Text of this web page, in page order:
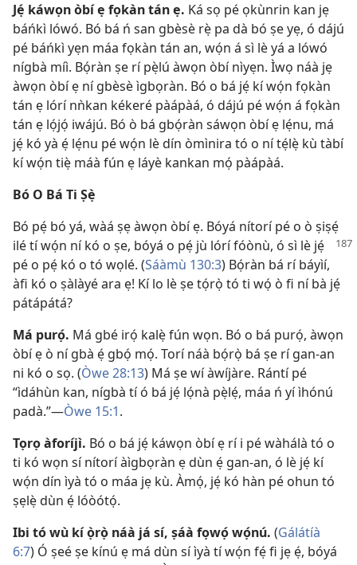
Jẹ́ káwọn òbí ẹ fọkàn tán ẹ. Ká sọ pé ọkùnrin kan jẹ
báńkì lówó. Bó bá ń san gbèsè rẹ̀ pa dà bó ṣe yẹ, ó dájú
pé báńkì yẹn máa fọkàn tán an, wọ́n á sì lè yá a lówó
nígbà míì. Bọ́ràn ṣe rí pẹ̀lú àwọn òbí nìyẹn. Ìwọ náà jẹ
àwọn òbí ẹ ní gbèsè ìgbọràn. Bó o bá jẹ́ kí wọ́n fọkàn
tán ẹ lórí nǹkan kékeré pàápàá, ó dájú pé wọ́n á fọkàn
tán ẹ lọ́jọ́ iwájú. Bó ò bá gbọ́ràn sáwọn òbí ẹ lẹ́nu, má
jẹ́ kó yà ẹ́ lẹ́nu pé wọ́n lè dín òmìnira tó o ní tẹ́lẹ̀ kù tàbí
kí wọ́n tiẹ̀ máà fún ẹ láyè kankan mọ́ pàápàá.
Bó O Bá Ti Ṣẹ̀
Bó pẹ́ bó yá, wàá ṣẹ àwọn òbí ẹ. Bóyá nítorí pé o ò ṣiṣẹ́
ilé tí wọ́n ní kó o ṣe, bóyá o pẹ́ jù lórí fóònù, ó sì lè jẹ́
pé o pẹ́ kó o tó wọlé. (Sáàmù 130:3) Bọ́ràn bá rí báyìí,
àfi kó o ṣàlàyé ara ẹ! Kí lo lè ṣe tọ́rọ̀ tó ti wọ́ ò fi ní bà jẹ́
pátápátá?
Má purọ́. Má gbé irọ́ kalẹ̀ fún wọn. Bó o bá purọ́, àwọn
òbí ẹ ò ní gbà ẹ́ gbọ́ mọ́. Torí náà bọ́rọ̀ bá ṣe rí gan-an
ni kó o sọ. (Òwe 28:13) Má ṣe wí àwíjàre. Rántí pé
“ìdáhùn kan, nígbà tí ó bá jẹ́ lọ́nà pẹ̀lẹ́, máa ń yí ìhónú
padà.”—Òwe 15:1.
Tọrọ àforíjì. Bó o bá jẹ́ káwọn òbí ẹ rí i pé wàhálà tó o
ti kó wọn sí nítorí àìgbọràn ẹ dùn ẹ́ gan-an, ó lè jẹ́ kí
wọ́n dín ìyà tó o máa jẹ kù. Àmọ́, jẹ́ kó hàn pé ohun tó
ṣẹlẹ̀ dùn ẹ́ lóòótọ́.
Ibi tó wù kí ọ̀rọ̀ náà já sí, ṣáà fọwọ́ wọ́nú. (Gálátíà
6:7) Ó ṣeé ṣe kínú ẹ má dùn sí ìyà tí wọ́n fẹ́ fi jẹ ẹ́, bóyá